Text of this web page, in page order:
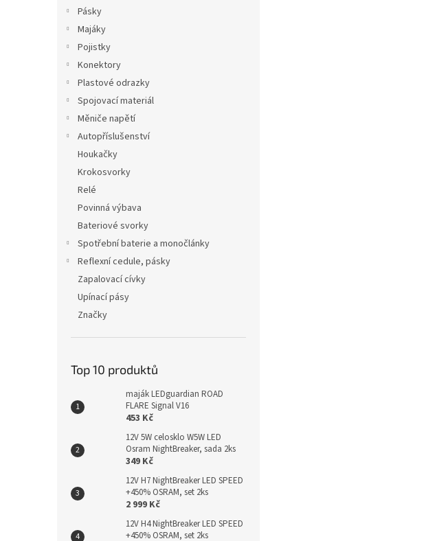
Pásky
Majáky
Pojistky
Konektory
Plastové odrazky
Spojovací materiál
Měniče napětí
Autopříslušenství
Houkačky
Krokosvorky
Relé
Povinná výbava
Bateriové svorky
Spotřební baterie a monočlánky
Reflexní cedule, pásky
Zapalovací cívky
Upínací pásy
Značky
Top 10 produktů
maják LEDguardian ROAD
FLARE Signal V16
453 Kč
12V 5W celosklo W5W LED
Osram NightBreaker, sada 2ks
349 Kč
12V H7 NightBreaker LED SPEED
+450% OSRAM, set 2ks
2 999 Kč
12V H4 NightBreaker LED SPEED
+450% OSRAM, set 2ks